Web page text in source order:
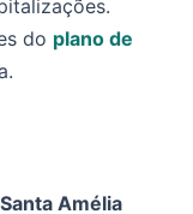
do plano de
Amélia